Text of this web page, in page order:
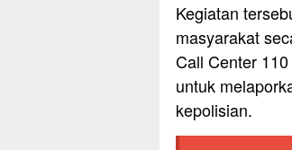
Kegiatan
masyarakat
Call Center
untuk
kepolisian.